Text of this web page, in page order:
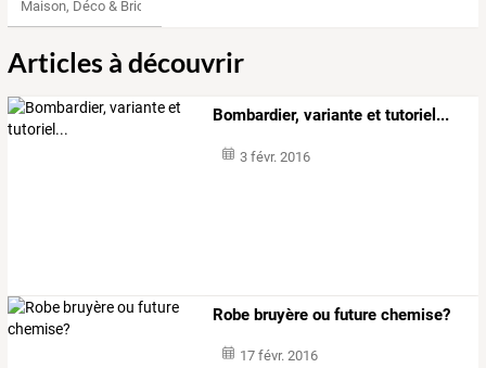
Maison, Déco & Bricolage
Articles à découvrir
Bombardier, variante et tutoriel...
3 févr. 2016
Robe bruyère ou future chemise?
17 févr. 2016